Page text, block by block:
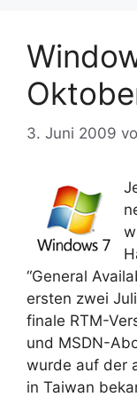
3. Juni 2009
“General
ersten zwei
finale RTM-
und MSDN-
wurde auf der
in Taiwan